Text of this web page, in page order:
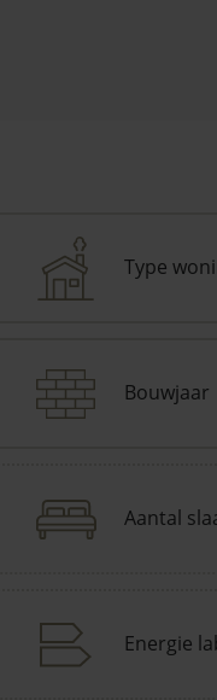
Type
Bouwjaar
Aantal
Energie